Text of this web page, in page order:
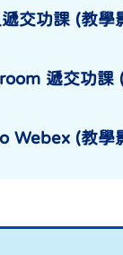
交功課 (教學
遞交功課
Webex (教學